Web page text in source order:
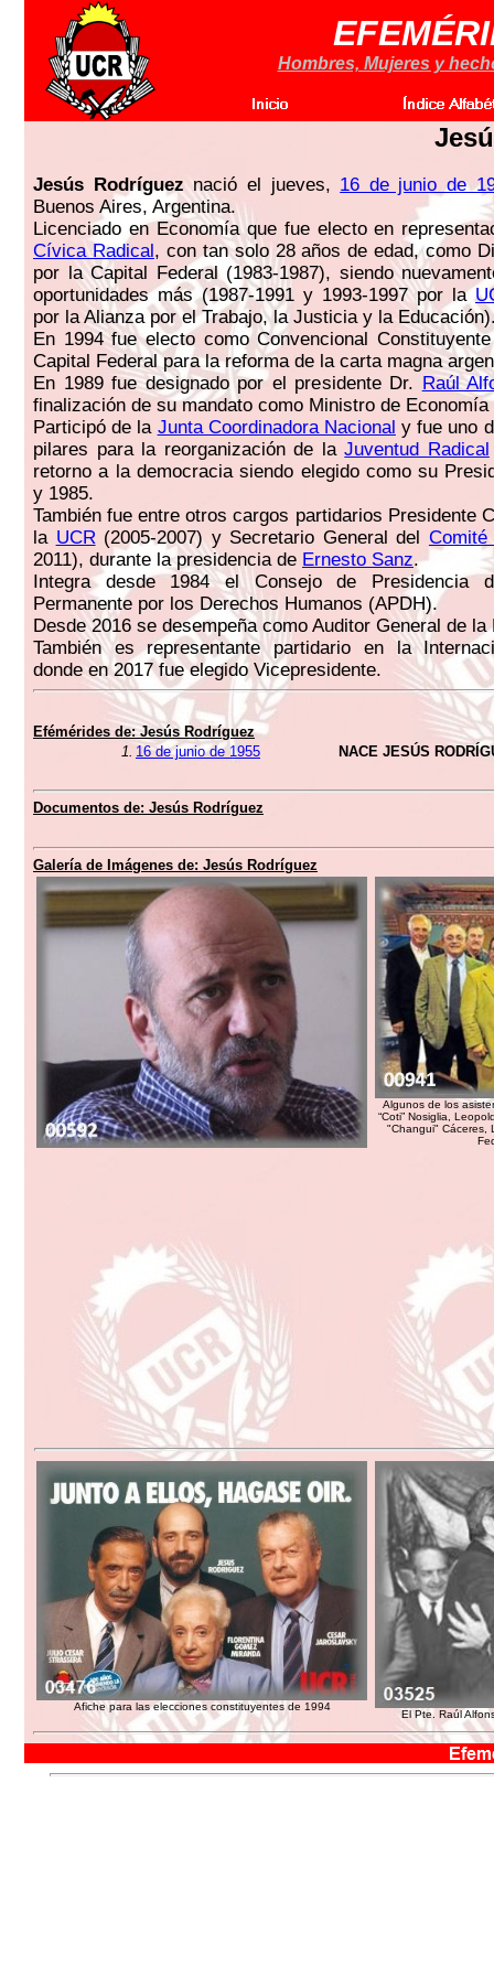
Hombres, Mujeres y
Jesús Rodríguez nació el jueves, 16 de junio de
Buenos Aires, Argentina.
Licenciado en Economía que fue electo en
Cívica Radical, con tan solo 28 años de edad, como
por la Capital Federal (1983-1987), siendo
oportunidades más (1987-1991 y 1993-1997 por la
por la Alianza por el Trabajo, la Justicia y la
En 1994 fue electo como Convencional
Capital Federal para la reforma de la carta magna
En 1989 fue designado por el presidente Dr. Raúl
finalización de su mandato como Ministro de
Participó de la Junta Coordinadora Nacional y fue uno
pilares para la reorganización de laJuventud Radical
retorno a la democracia siendo elegido como su
y 1985.
También fue entre otros cargos partidarios Presidente
la UCR(2005-2007) y Secretario General del Comité
2011), durante la presidencia de Ernesto Sanz.
Integra desde 1984 el Consejo de Presidencia
Permanente por los Derechos Humanos (APDH).
Desde 2016 se desempeña como Auditor General de la
También es representante partidario en la
donde en 2017 fue elegido Vicepresidente.
Efémérides de: Jesús Rodríguez
1. 16 de junio de 1955 NACE JESÚS
Documentos de: Jesús Rodríguez
Galería de Imágenes de: Jesús Rodríguez
Algunos de los
“Coti” Nosiglia,
"Changui" Cáceres,
Afiche para las elecciones constituyentes de 1994
El Pte. Raúl